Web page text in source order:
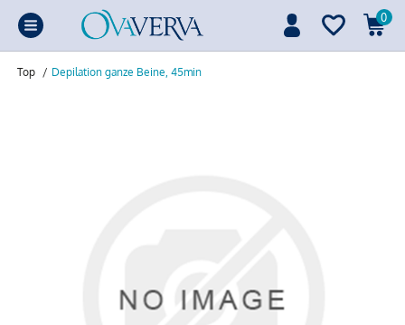
0
Top / Depilation ganze Beine, 45min